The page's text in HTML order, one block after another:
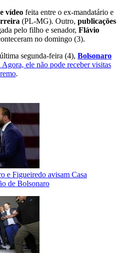
vídeo feita entre o ex-mandatário e
(PL-MG). Outro, publicações
pelo filho e senador, Flávio
no domingo (3).
segunda-feira (4), Bolsonaro
Agora, ele não pode receber visitas
.
e Figueiredo avisam Casa
de Bolsonaro